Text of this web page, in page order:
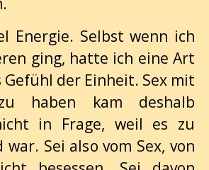
Energie. Selbst wenn ich
ging, hatte ich eine Art
Gefühl der Einheit. Sex mit
haben kam deshalb
in Frage, weil es zu
Sei also vom Sex, von